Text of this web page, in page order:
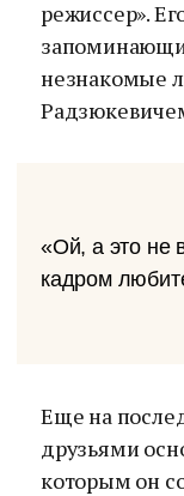
режиссер».
незнакомые
«Ой, а это не
кадром
Еще на
друзьями
которым он